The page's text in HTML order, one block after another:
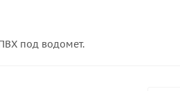
под водомет.